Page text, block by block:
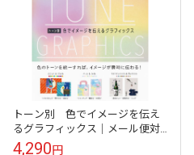
トーン別 色でイメージを伝え
るグラフィックス｜メール便対
応｜送料分\\300offクーポン対
4,290円